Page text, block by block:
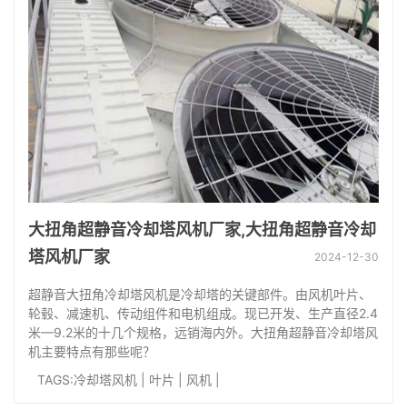
大扭角超静音冷却塔风机厂家,大扭角超静音冷却
塔风机厂家
2024-12-30
超静音大扭角冷却塔风机是冷却塔的关键部件。由风机叶片、
轮毂、减速机、传动组件和电机组成。现已开发、生产直径2.4
米—9.2米的十几个规格，远销海内外。大扭角超静音冷却塔风
机主要特点有那些呢？
TAGS:冷却塔风机 叶片 风机